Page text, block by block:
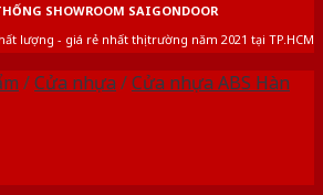
SHOWROOM SAIGONDOOR
lượng - giá rẻ nhất thị trường năm 2021 tại TP.HCM
/Cửa nhựa /Cửa nhựa ABS Hàn